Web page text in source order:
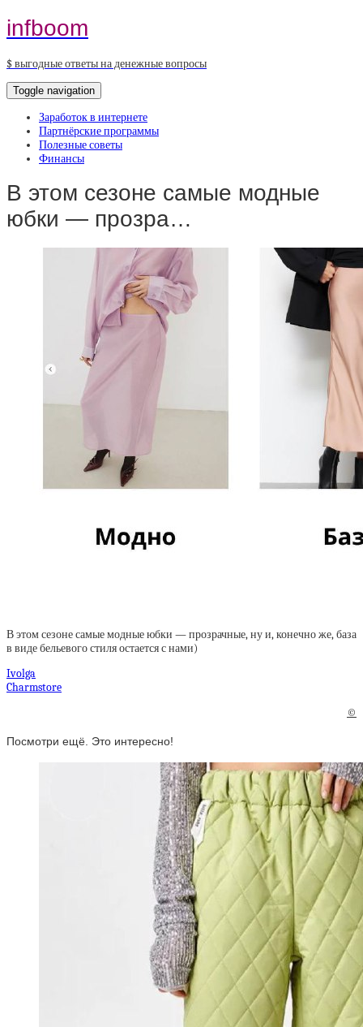
infboom
$ выгодные ответы на денежные вопросы
Toggle navigation
Заработок в интернете
Партнёрские программы
Полезные советы
Финансы
В этом сезоне самые модные
юбки — прозра…
В этом сезоне самые модные юбки — прозрачные, ну и, конечно же, база
в виде бельевого стиля остается с нами)
Ivolga
Charmstore
©
Посмотри ещё. Это интересно!